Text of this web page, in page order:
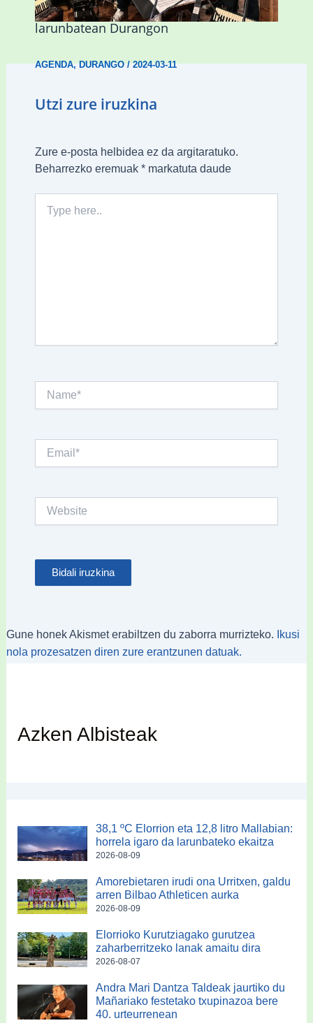
Irlandako patroia ospatuko du
larunbatean Durangon
AGENDA,DURANGO/2024-03-11
Utzi zure iruzkina
Zure e-posta helbidea ez da argitaratuko.
Beharrezko eremuak *markatuta daude
here..
Name*
Email*
Gune honek Akismet erabiltzen du zaborra murrizteko.
Ikusi
nola prozesatzen diren zure erantzunen datuak.
Azken Albisteak
38,1 ºC Elorrion eta 12,8 litro Mallabian:
horrela igaro da larunbateko ekaitza
2026-08-09
Amorebietaren irudi ona Urritxen, galdu
arren Bilbao Athleticen aurka
2026-08-09
Elorrioko Kurutziagako gurutzea
zaharberritzeko lanak amaitu dira
2026-08-07
Andra Mari Dantza Taldeak jaurtiko du
Mañariako festetako txupinazoa bere
40. urteurrenean